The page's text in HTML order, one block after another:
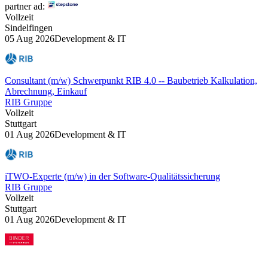
partner ad:
Vollzeit
Sindelfingen
05 Aug 2026Development & IT
Consultant (m/w) Schwerpunkt RIB 4.0 -- Baubetrieb Kalkulation,
Abrechnung, Einkauf
RIB Gruppe
Vollzeit
Stuttgart
01 Aug 2026Development & IT
iTWO-Experte (m/w) in der Software-Qualitätssicherung
RIB Gruppe
Vollzeit
Stuttgart
01 Aug 2026Development & IT